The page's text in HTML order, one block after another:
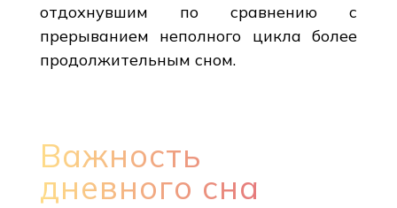
отдохнувшим по сравнению с
прерыванием неполного цикла более
продолжительным сном.
Важность
дневного сна